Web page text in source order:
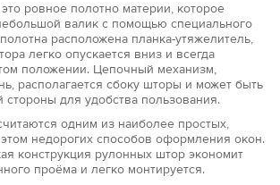
ровное полотно материи, которое
валик с помощью специального
расположена планка-утяжелитель,
легко опускается вниз и всегда
положении. Цепочный механизм,
располагается сбоку шторы и может быть
для удобства пользования.
одним из наиболее простых,
недорогих способов оформления окон.
конструкция рулонных штор экономит
проёма и легко монтируется.